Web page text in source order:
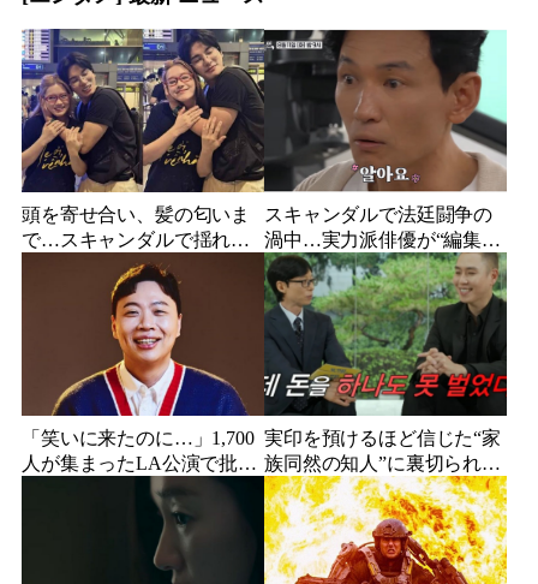
頭を寄せ合い、髪の匂いま
で…スキャンダルで揺れた
人気俳優、ベトナム女性歌
手との親密動画が公開
スキャンダルで法廷闘争の
渦中…実力派俳優が“編集な
し”でテレビ登場、予告映像
に批判の声
「笑いに来たのに…」1,700
人が集まったLA公演で批判
続出、人気コメディアンが
実印を預けるほど信じた“家
族同然の知人”に裏切られ
た…収益9対1、10年間の奴
隷契約で人生が一変